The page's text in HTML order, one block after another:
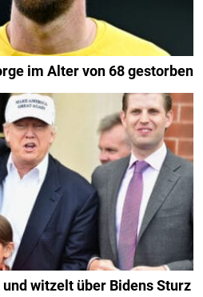
im Alter von 68 gestorben
witzelt über Bidens Sturz